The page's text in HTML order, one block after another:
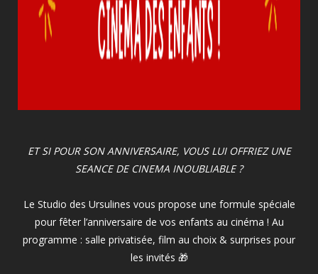
ET SI POUR SON ANNIVERSAIRE, VOUS LUI OFFRIEZ UNE
SEANCE DE CINEMA INOUBLIABLE ?
Le Studio des Ursulines vous propose une formule spéciale
pour fêter l’anniversaire de vos enfants au cinéma ! Au
programme : salle privatisée, film au choix & surprises pour
les invités 🎁